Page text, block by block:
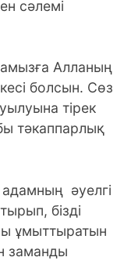
сәлемі
Алланың
болсын. Сөз
тірек
тәкаппарлық
әуелгі
бізді
ұмыттыратын
заманды